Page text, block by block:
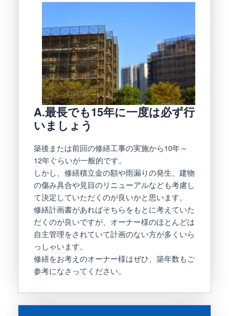
A.最長でも15年に一度は必ず行
いましょう
築後または前回の修繕工事の実施から10年～
12年ぐらいが一般的です。
しかし、修繕積立金の額や雨漏りの発生、建物
の傷み具合や見目のリニューアルなども考慮し
て決定していただくのが良いかと思います。
修繕計画書があればそちらをもとに考えていた
だくのが良いですが、オーナー様のほとんどは
自主管理をされていて計画のない方が多くいら
っしゃいます。
修繕をお考えのオーナー様はぜひ、築年数もご
参考になさってください。